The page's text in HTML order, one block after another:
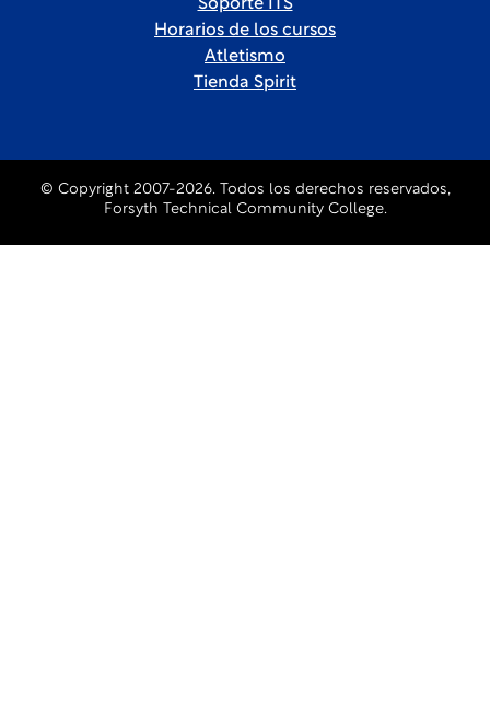
Soporte ITS
Horarios de los cursos
Atletismo
Tienda Spirit
© Copyright 2007-2026. Todos los derechos reservados,
Forsyth Technical Community College.